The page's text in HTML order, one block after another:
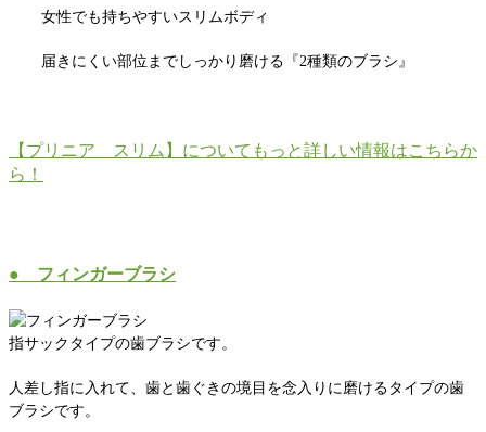
女性でも持ちやすいスリムボディ
届きにくい部位までしっかり磨ける『2種類のブラシ』
【プリニア スリム】についてもっと詳しい情報はこちらか
ら！
● フィンガーブラシ
指サックタイプの歯ブラシです。
人差し指に入れて、歯と歯ぐきの境目を念入りに磨けるタイプの歯
ブラシです。